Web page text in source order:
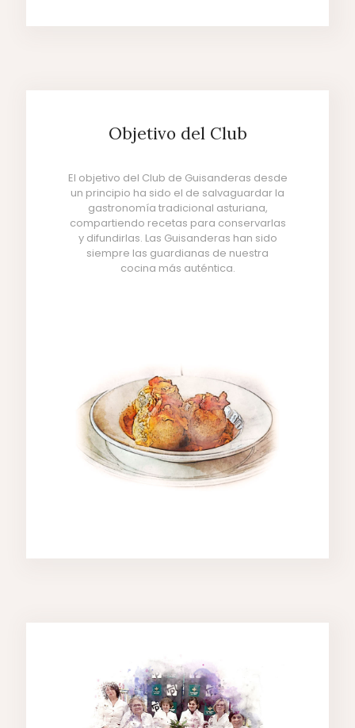
Objetivo del Club
El objetivo del Club de Guisanderas desde
un principio ha sido el de salvaguardar la
gastronomía tradicional asturiana,
compartiendo recetas para conservarlas
y difundirlas. Las Guisanderas han sido
siempre las guardianas de nuestra
cocina más auténtica.